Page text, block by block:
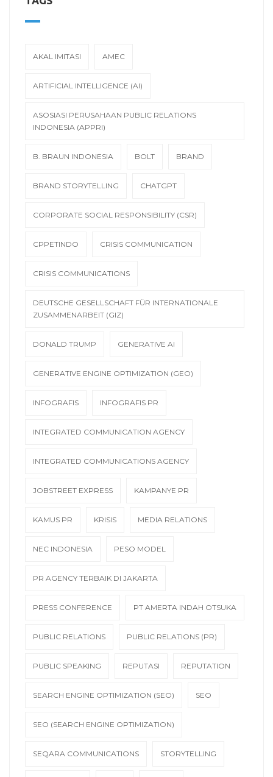
AKAL IMITASI AMEC
ARTIFICIAL INTELLIGENCE (AI)
ASOSIASI PERUSAHAAN PUBLIC RELATIONS
INDONESIA (APPRI)
B. BRAUN INDONESIA BOLT BRAND
BRAND STORYTELLING CHATGPT
CORPORATE SOCIAL RESPONSIBILITY (CSR)
CPPETINDO CRISIS COMMUNICATION
CRISIS COMMUNICATIONS
DEUTSCHE GESELLSCHAFT FÜR INTERNATIONALE
ZUSAMMENARBEIT (GIZ)
DONALD TRUMP GENERATIVE AI
GENERATIVE ENGINE OPTIMIZATION (GEO)
INFOGRAFIS INFOGRAFIS PR
INTEGRATED COMMUNICATION AGENCY
INTEGRATED COMMUNICATIONS AGENCY
JOBSTREET EXPRESS KAMPANYE PR
KAMUS PR KRISIS MEDIA RELATIONS
NEC INDONESIA PESO MODEL
PR AGENCY TERBAIK DI JAKARTA
PRESS CONFERENCE PT AMERTA INDAH OTSUKA
PUBLIC RELATIONS PUBLIC RELATIONS (PR)
PUBLIC SPEAKING REPUTASI REPUTATION
SEARCH ENGINE OPTIMIZATION (SEO) SEO
SEO (SEARCH ENGINE OPTIMIZATION)
SEQARA COMMUNICATIONS STORYTELLING